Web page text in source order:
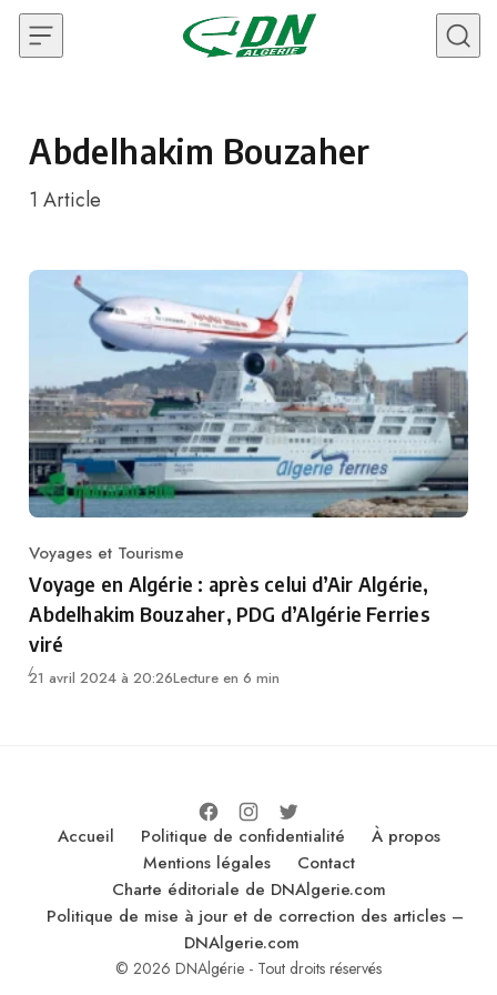
Skip to content
Abdelhakim Bouzaher
1 Article
Category
Voyages et Tourisme
Voyage en Algérie : après celui d’Air Algérie,
Abdelhakim Bouzaher, PDG d’Algérie Ferries
viré
21 avril 2024 à 20:26Lecture en 6 min
Accueil Politique de confidentialité
À propos
Mentions légales
Contact
Charte éditoriale de DNAlgerie.com
Politique de mise à jour et de correction des articles –
DNAlgerie.com
© 2026 DNAlgérie - Tout droits réservés